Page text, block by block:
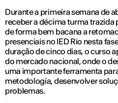
Durante a primeira semana de
receber a décima turma
de forma bem bacana a
presenciais no IED Rio nesta
duração de cinco dias, o curso
do mercado nacional, onde o
uma importante ferramenta
metodologia, desenvolver
problemas.